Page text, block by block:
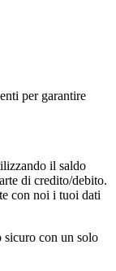
per garantire
il saldo
di credito/debito.
con noi i tuoi dati
con un solo